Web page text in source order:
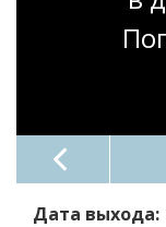
Дата выхода: